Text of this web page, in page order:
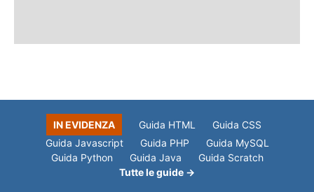
IN EVIDENZA Guida HTML
Guida CSS
Guida Javascript
Guida PHP
Guida MySQL
Guida Python
Guida Java
Guida Scratch
Tutte le guide →